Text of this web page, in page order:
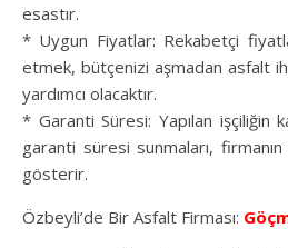
esastır.
* Uygun Fiyatlar: Rekabetçi
etmek, bütçenizi aşmadan asfalt
yardımcı olacaktır.
* Garanti Süresi: Yapılan işçiliğin
garanti süresi sunmaları, firmanın
gösterir.
Özbeyli’de Bir Asfalt Firması: